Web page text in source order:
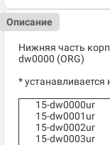
Описание
Нижняя часть
dw0000 (ORG)
*
15-dw0000ur
15-dw0001ur
15-dw0002ur
15-dw0003ur